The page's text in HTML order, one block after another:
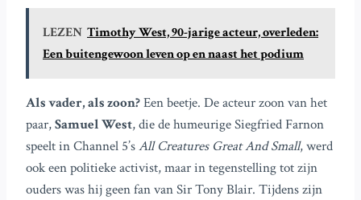
LEZEN Timothy West, 90-jarige acteur, overleden:
Een buitengewoon leven op en naast het podium
Als vader, als zoon?Een beetje. De acteur zoon van het
paar,Samuel West, die de humeurige Siegfried Farnon
speelt in Channel 5’sAll Creatures Great And Small, werd
ook een politieke activist, maar in tegenstelling tot zijn
ouders was hij geen fan van Sir Tony Blair. Tijdens zijn